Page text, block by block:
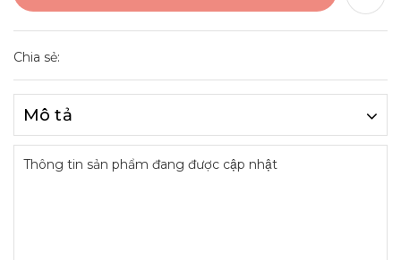
Chia sẻ:
Mô tả
Thông tin sản phẩm đang được cập nhật